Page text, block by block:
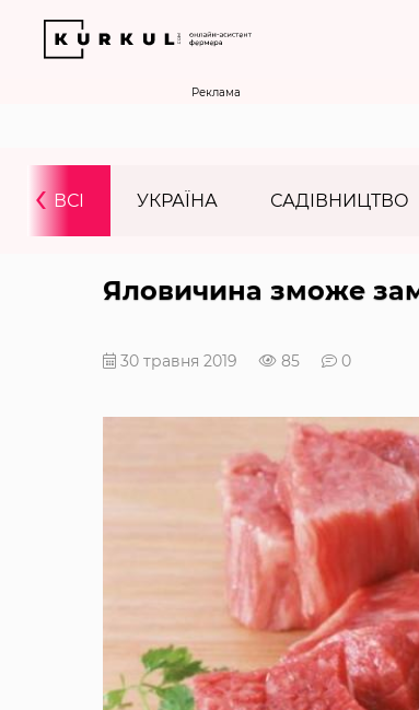
Реклама
ВСІ УКРАЇНА САДІВНИЦТВО
‹
Яловичина зможе
30 травня 2019 85 0